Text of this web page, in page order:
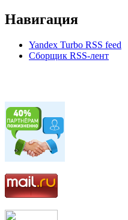
Навигация
Yandex Turbo RSS feed
Сборщик RSS-лент